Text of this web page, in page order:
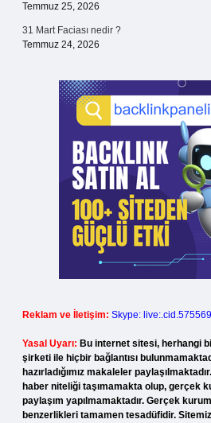
Temmuz 25, 2026
31 Mart Faciası nedir ?
Temmuz 24, 2026
Reklam ve İletişim: Skype:
Yasal Uyarı: Bu internet sitesi, herhangi
şirketi ile hiçbir bağlantısı
hazırladığımız makaleler
haber niteliği taşımamakta olup, gerçek
paylaşım yapılmamaktadır. Gerçek
benzerlikleri tamamen tesadüfidir.